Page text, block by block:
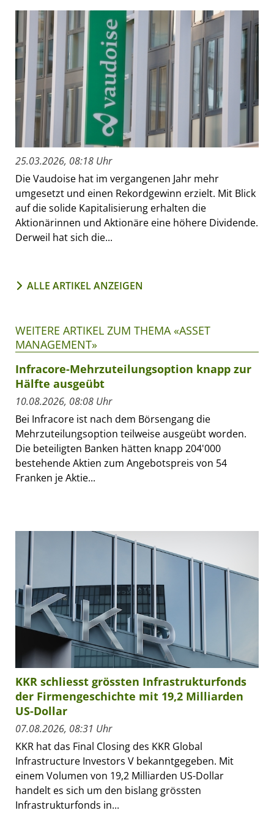
25.03.2026, 08:18 Uhr
Die Vaudoise hat im vergangenen Jahr mehr
umgesetzt und einen Rekordgewinn erzielt. Mit Blick
auf die solide Kapitalisierung erhalten die
Aktionärinnen und Aktionäre eine höhere Dividende.
Derweil hat sich die...
ALLE ARTIKEL ANZEIGEN
WEITERE ARTIKEL ZUM THEMA «ASSET
MANAGEMENT»
Infracore-Mehrzuteilungsoption knapp zur
Hälfte ausgeübt
10.08.2026, 08:08 Uhr
Bei Infracore ist nach dem Börsengang die
Mehrzuteilungsoption teilweise ausgeübt worden.
Die beteiligten Banken hätten knapp 204'000
bestehende Aktien zum Angebotspreis von 54
Franken je Aktie...
KKR schliesst grössten Infrastrukturfonds
der Firmengeschichte mit 19,2 Milliarden
US-Dollar
07.08.2026, 08:31 Uhr
KKR hat das Final Closing des KKR Global
Infrastructure Investors V bekanntgegeben. Mit
einem Volumen von 19,2 Milliarden US-Dollar
handelt es sich um den bislang grössten
Infrastrukturfonds in...